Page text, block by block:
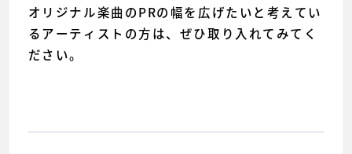
オリジナル楽曲のPRの幅を広げたいと考えてい
るアーティストの方は、ぜひ取り入れてみてく
ださい。